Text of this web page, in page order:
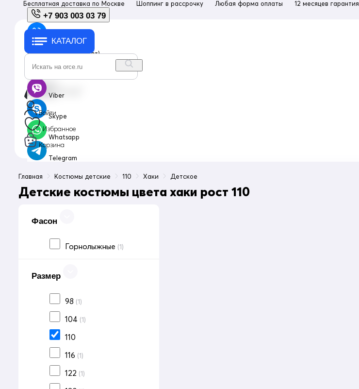
Бесплатная доставка по Москве Шоппинг в рассрочку Любая форма оплаты 12 месяцев гарантия
+7 903 003 03 79
+7 903 003 03 79
с 10:00 до 18:00 (пн-пт)
Viber
Skype
Whatsapp
Telegram
КАТАЛОГ
Войти
Избранное
Корзина
Главная Костюмы детские 110 Хаки Детское
Детские костюмы цвета хаки рост 110
Фасон
Горнолыжные (1)
Размер
98 (1)
104 (1)
110
116 (1)
122 (1)